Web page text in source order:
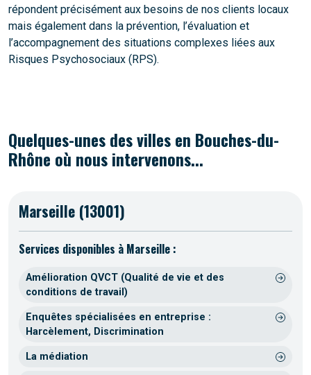
répondent précisément aux besoins de nos clients locaux
mais également dans la prévention, l’évaluation et
l’accompagnement des situations complexes liées aux
Risques Psychosociaux (RPS).
Quelques-unes des villes en Bouches-du-
Rhône où nous intervenons...
Marseille (13001)
Services disponibles à Marseille :
Amélioration QVCT (Qualité de vie et des
conditions de travail)
Enquêtes spécialisées en entreprise :
Harcèlement, Discrimination
La médiation